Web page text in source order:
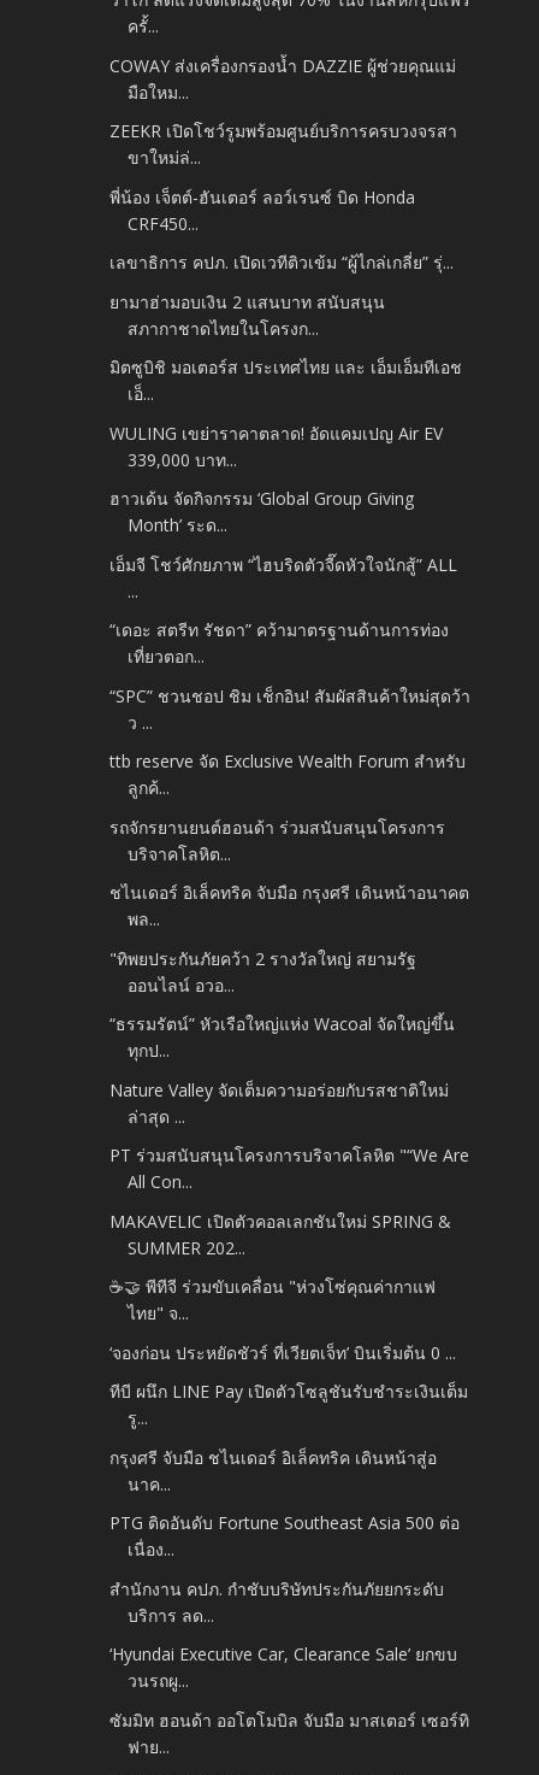
ครั้...
COWAY ส่งเครื่องกรองน้ำ DAZZIE ผู้ช่วยคุณแม่
มือใหม...
ZEEKR เปิดโชว์รูมพร้อมศูนย์บริการครบวงจรสา
ขาใหม่ล่...
พี่น้อง เจ็ตต์-ฮันเตอร์ ลอว์เรนซ์ บิด Honda
CRF450...
เลขาธิการ คปภ. เปิดเวทีติวเข้ม “ผู้ไกล่เกลี่ย” รุ่...
ยามาฮ่ามอบเงิน 2 แสนบาท สนับสนุน
สภากาชาดไทยในโครงก...
มิตซูบิชิ มอเตอร์ส ประเทศไทย และ เอ็มเอ็มทีเอช
เอ็...
WULING เขย่าราคาตลาด! อัดแคมเปญ Air EV
339,000 บาท...
ฮาวเด้น จัดกิจกรรม ‘Global Group Giving
Month’ ระด...
เอ็มจี โชว์ศักยภาพ “ไฮบริดตัวจี๊ดหัวใจนักสู้” ALL
...
“เดอะ สตรีท รัชดา” คว้ามาตรฐานด้านการท่อง
เที่ยวตอก...
“SPC” ชวนชอป ชิม เช็กอิน! สัมผัสสินค้าใหม่สุดว้า
ว ...
ttb reserve จัด Exclusive Wealth Forum สำหรับ
ลูกค้...
รถจักรยานยนต์ฮอนด้า ร่วมสนับสนุนโครงการ
บริจาคโลหิต...
ชไนเดอร์ อิเล็คทริค จับมือ กรุงศรี เดินหน้าอนาคต
พล...
"ทิพยประกันภัยคว้า 2 รางวัลใหญ่ สยามรัฐ
ออนไลน์ อวอ...
“ธรรมรัตน์” หัวเรือใหญ่แห่ง Wacoal จัดใหญ่ขึ้น
ทุกป...
Nature Valley จัดเต็มความอร่อยกับรสชาติใหม่
ล่าสุด ...
PT ร่วมสนับสนุนโครงการบริจาคโลหิต "“We Are
All Con...
MAKAVELIC เปิดตัวคอลเลกชันใหม่ SPRING &
SUMMER 202...
☕🤝 พีทีจี ร่วมขับเคลื่อน "ห่วงโซ่คุณค่ากาแฟ
ไทย" จ...
‘จองก่อน ประหยัดชัวร์ ที่เวียตเจ็ท’ บินเริ่มต้น 0 ...
ทีบี ผนึก LINE Pay เปิดตัวโซลูชันรับชำระเงินเต็ม
รู...
กรุงศรี จับมือ ชไนเดอร์ อิเล็คทริค เดินหน้าสู่อ
นาค...
PTG ติดอันดับ Fortune Southeast Asia 500 ต่อ
เนื่อง...
สำนักงาน คปภ. กำชับบริษัทประกันภัยยกระดับ
บริการ ลด...
‘Hyundai Executive Car, Clearance Sale’ ยกขบ
วนรถผู...
ซัมมิท ฮอนด้า ออโตโมบิล จับมือ มาสเตอร์ เซอร์ทิ
ฟาย...